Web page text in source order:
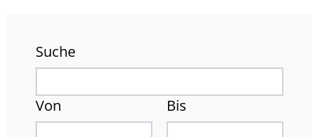
Suche
Von Bis